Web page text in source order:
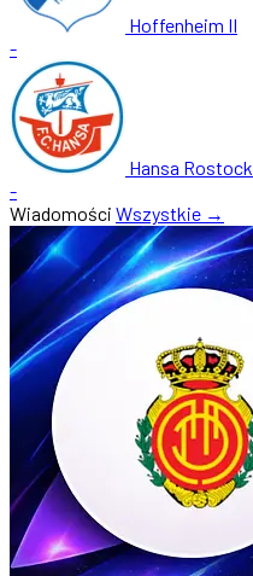
Hoffenheim II
-
Hansa Rostock
-
Wiadomości Wszystkie →